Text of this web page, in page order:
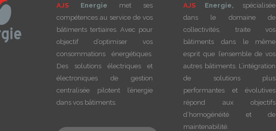
AJS Energie met ses
compétences au service de vos
bâtiments tertiaires. Avec pour
objectif d’optimiser vos
consommations énergétiques.
Des solutions électriques et
électroniques de gestion
centralisée pilotent l’énergie
dans vos bâtiments.
AJS Energie, spécialisée
dans le domaine de
collectivités, traite vos
bâtiments dans le même
esprit que l’ensemble de vos
autres bâtiments. L’intégration
de solutions plus
performantes et évolutives
répond aux objectifs
d’homogénéité et de
maintenabilité.